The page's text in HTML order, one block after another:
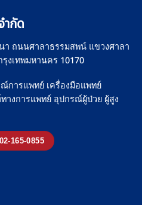
กัด
า ถนนศาลาธรรมสพน์ แขวงศาลา
งเทพมหานคร 10170
การแพทย์ เครื่องมือแพทย์
งการแพทย์ อุปกรณ์ผู้ป่วย ผู้สูง
02-165-0855